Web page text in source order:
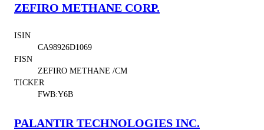
ZEFIRO METHANE CORP.
ISIN
CA98926D1069
FISN
ZEFIRO METHANE /CM
TICKER
FWB:Y6B
PALANTIR TECHNOLOGIES INC.